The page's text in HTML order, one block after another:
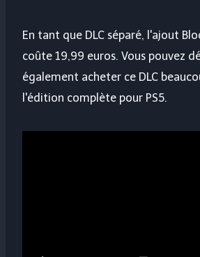
En tant que DLC séparé, l'ajout
coûte 19,99 euros. Vous pouvez
également acheter ce DLC
l'édition complète pour PS5.